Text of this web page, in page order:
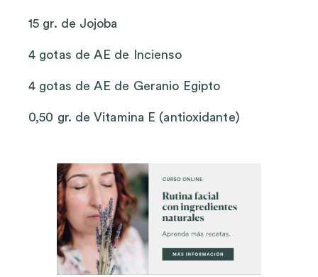
15 gr. de Jojoba
4 gotas de AE de Incienso
4 gotas de AE de Geranio Egipto
0,50 gr. de Vitamina E (antioxidante)